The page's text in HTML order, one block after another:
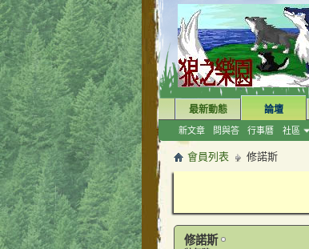
最新動態 論壇
新文章 問與答 行事曆 社區
會員列表 修諾斯
修諾斯